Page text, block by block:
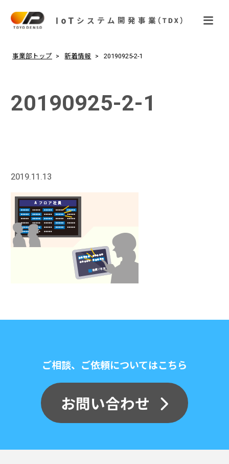
事業部トップ 新着情報 20190925-2-1
20190925-2-1
2019.11.13
ご相談、ご依頼についてはこちら
お問い合わせ